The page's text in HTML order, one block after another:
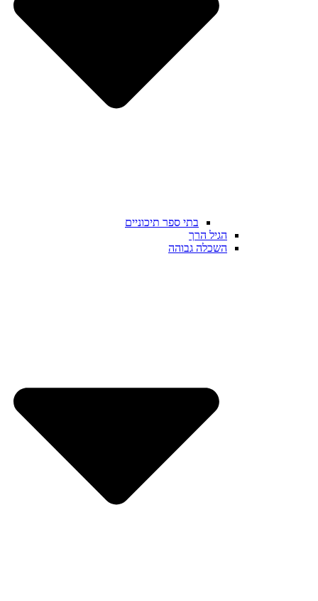
בתי ספר תיכוניים
הגיל הרך
השכלה גבוהה